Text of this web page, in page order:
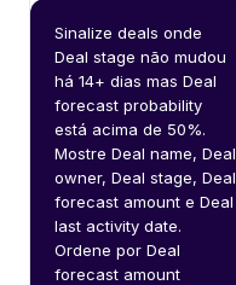
Sinalize deals onde
Deal stage não mudou
há 14+ dias mas Deal
forecast probability
está acima de 50%.
Mostre Deal name, Deal
owner, Deal stage, Deal
forecast amount e Deal
last activity date.
Ordene por Deal
forecast amount